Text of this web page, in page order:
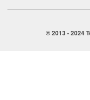
© 2013 - 2024